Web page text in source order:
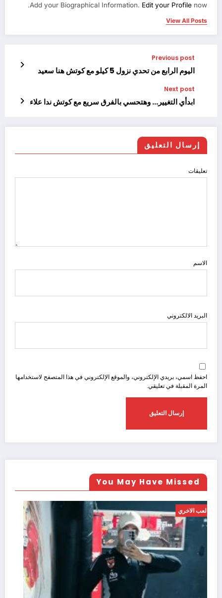
Add your Biographical Information. Edit your Profile now.
View All Posts
Previous post
اليوم الرابع من تحدي نزول 5 كيلو مع كوتش هنا سعيد
Next post
ابدأي التغيير… وهتحسي بالفرق سريع مع كوتش ندا علاء
إرسال التعليق
تعليقات
الاسم
البريد الالكتروني
احفظ اسمي، بريدي الإلكتروني، والموقع الإلكتروني في هذا المتصفح لاستخدامها
المرة المقبلة في تعليقي.
You May Have Missed
العب الاخري